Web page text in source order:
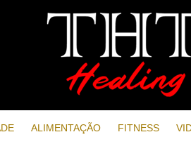
ALIMENTAÇÃO FITNESS